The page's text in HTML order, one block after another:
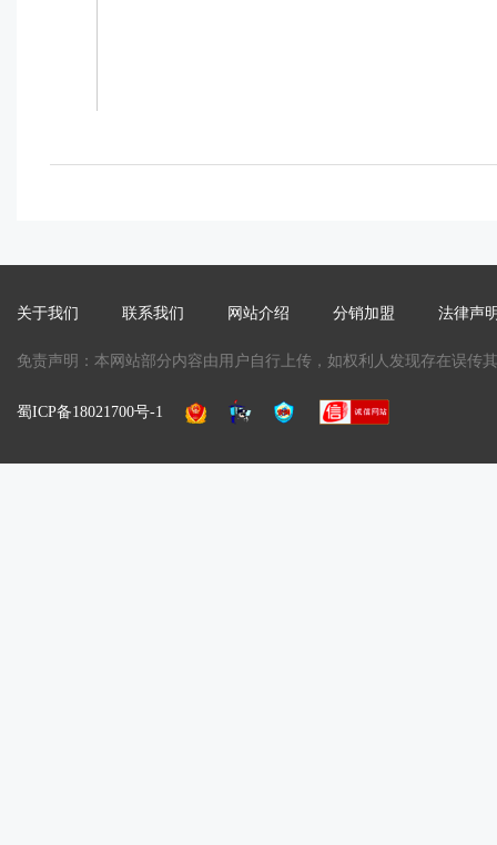
关于我们 联系我们 网站介绍 分销加盟 法律声
免责声明：本网站部分内容由用户自行上传，如权利人发现存在误
蜀ICP备18021700号-1